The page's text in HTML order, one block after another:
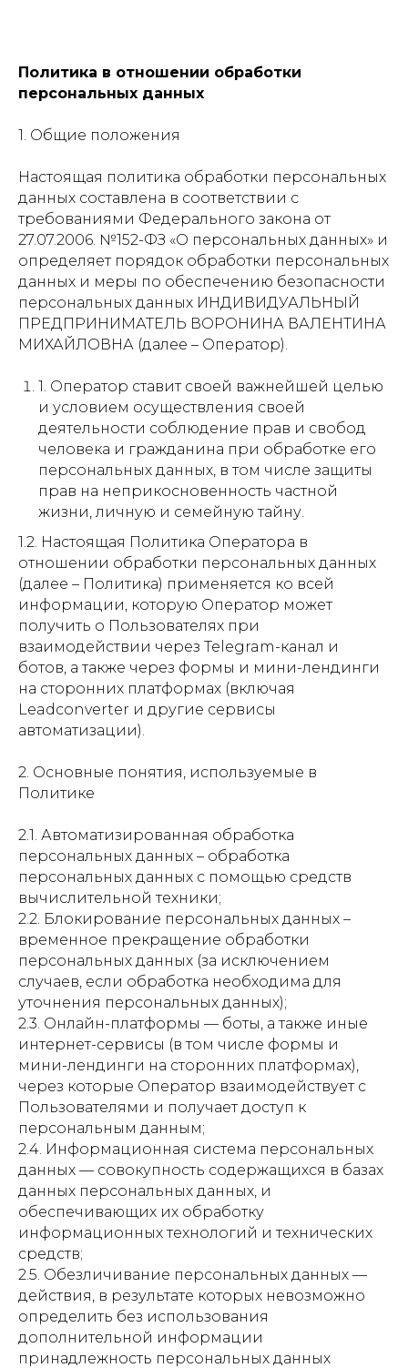
Политика в отношении обработки
персональных данных
1. Общие положения
Настоящая политика обработки персональных
данных составлена в соответствии с
требованиями Федерального закона от
27.07.2006. №152-ФЗ «О персональных данных» и
определяет порядок обработки персональных
данных и меры по обеспечению безопасности
персональных данных ИНДИВИДУАЛЬНЫЙ
ПРЕДПРИНИМАТЕЛЬ ВОРОНИНА ВАЛЕНТИНА
МИХАЙЛОВНА (далее – Оператор).
1. Оператор ставит своей важнейшей целью
и условием осуществления своей
деятельности соблюдение прав и свобод
человека и гражданина при обработке его
персональных данных, в том числе защиты
прав на неприкосновенность частной
жизни, личную и семейную тайну.
1.2. Настоящая Политика Оператора в
отношении обработки персональных данных
(далее – Политика) применяется ко всей
информации, которую Оператор может
получить о Пользователях при
взаимодействии через Telegram-канал и
ботов, а также через формы и мини-лендинги
на сторонних платформах (включая
Leadconverter и другие сервисы
автоматизации).
2. Основные понятия, используемые в
Политике
2.1. Автоматизированная обработка
персональных данных – обработка
персональных данных с помощью средств
вычислительной техники;
2.2. Блокирование персональных данных –
временное прекращение обработки
персональных данных (за исключением
случаев, если обработка необходима для
уточнения персональных данных);
2.3. Онлайн-платформы — боты, а также иные
интернет-сервисы (в том числе формы и
мини-лендинги на сторонних платформах),
через которые Оператор взаимодействует с
Пользователями и получает доступ к
персональным данным;
2.4. Информационная система персональных
данных — совокупность содержащихся в базах
данных персональных данных, и
обеспечивающих их обработку
информационных технологий и технических
средств;
2.5. Обезличивание персональных данных —
действия, в результате которых невозможно
определить без использования
дополнительной информации
принадлежность персональных данных